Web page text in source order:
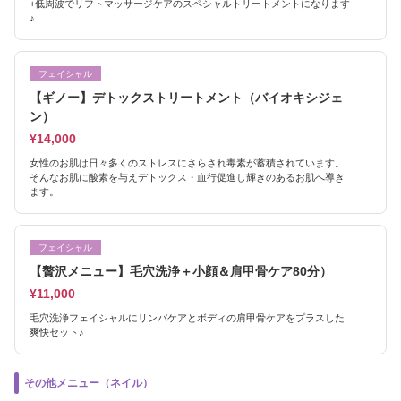
+低周波でリフトマッサージケアのスペシャルトリートメントになります
♪
フェイシャル
【ギノー】デトックストリートメント（バイオキシジェ
ン）
¥14,000
女性のお肌は日々多くのストレスにさらされ毒素が蓄積されています。
そんなお肌に酸素を与えデトックス・血行促進し輝きのあるお肌へ導き
ます。
フェイシャル
【贅沢メニュー】毛穴洗浄＋小顔＆肩甲骨ケア80分）
¥11,000
毛穴洗浄フェイシャルにリンパケアとボディの肩甲骨ケアをプラスした
爽快セット♪
その他メニュー（ネイル）